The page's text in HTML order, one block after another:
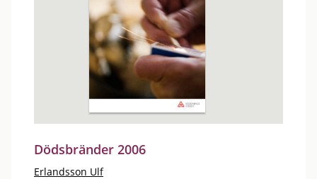
Dödsbränder 2006
Erlandsson Ulf